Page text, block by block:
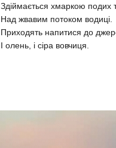
Здіймається хмаркою подих
Над жвавим потоком водиці.
Приходять напитися до
І олень, і сіра вовчиця.